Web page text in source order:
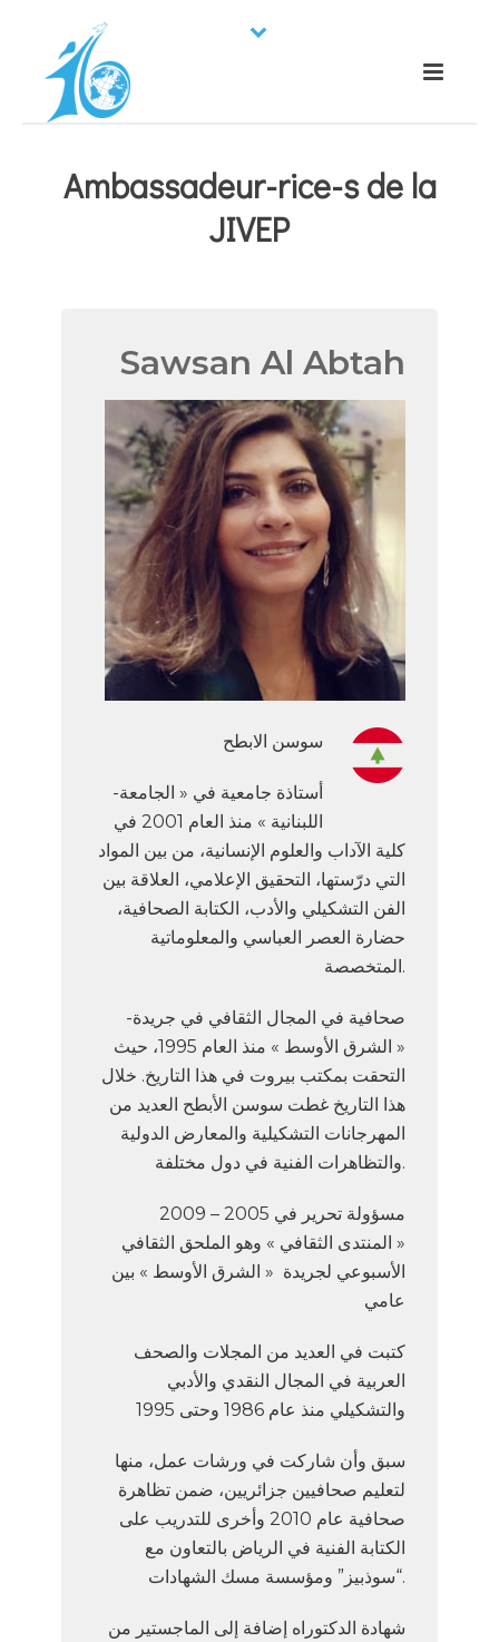
Ambassadeur-rice-s de la
JIVEP
Sawsan Al Abtah
سوسن الابطح
-أستاذة جامعية في « الجامعة
اللبنانية » منذ العام 2001 في
كلية الآداب والعلوم الإنسانية، من بين المواد
التي درّستها، التحقيق الإعلامي، العلاقة بين
الفن التشكيلي والأدب، الكتابة الصحافية،
حضارة العصر العباسي والمعلوماتية
المتخصصة.
-صحافية في المجال الثقافي في جريدة
« الشرق الأوسط » منذ العام 1995، حيث
التحقت بمكتب بيروت في هذا التاريخ. خلال
هذا التاريخ غطت سوسن الأبطح العديد من
المهرجانات التشكيلية والمعارض الدولية
والتظاهرات الفنية في دول مختلفة.
2009 – 2005 مسؤولة تحرير في
« المنتدى الثقافي » وهو الملحق الثقافي
الأسبوعي لجريدة « الشرق الأوسط » بين
عامي
كتبت في العديد من المجلات والصحف
العربية في المجال النقدي والأدبي
والتشكيلي منذ عام 1986 وحتى 1995
سبق وأن شاركت في ورشات عمل، منها
لتعليم صحافيين جزائريين، ضمن تظاهرة
صحافية عام 2010 وأخرى للتدريب على
الكتابة الفنية في الرياض بالتعاون مع
“سوذبيز” ومؤسسة مسك الشهادات.
شهادة الدكتوراه إضافة إلى الماجستير من